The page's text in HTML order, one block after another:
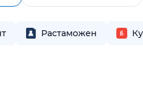
Растаможен